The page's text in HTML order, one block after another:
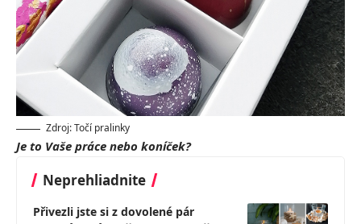
Zdroj: Točí pralinky
Je to Vaše práce nebo koníček?
Neprehliadnite
Přivezli jste si z dovolené pár